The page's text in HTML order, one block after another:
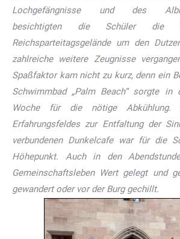
Lochgefängnisse und des
besichtigten die Schüler die
Reichsparteitagsgelände um den
zahlreiche weitere Zeugnisse
Spaßfaktor kam nicht zu kurz, denn ein
Schwimmbad „Palm Beach“ sorgte in
Woche für die nötige Abkühlung.
Erfahrungsfeldes zur Entfaltung der
verbundenen Dunkelcafe war für die
Höhepunkt. Auch in den
Gemeinschaftsleben Wert gelegt und
gewandert oder vor der Burg gechillt.